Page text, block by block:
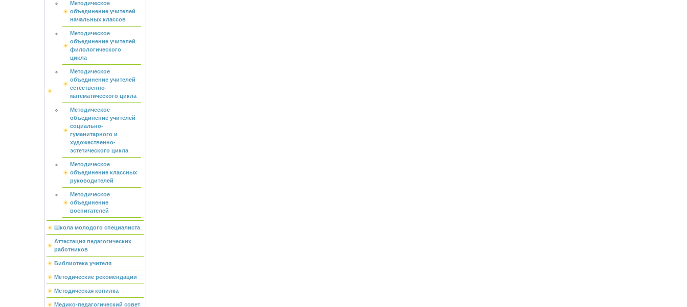
Методическое
объединение учителей
начальных классов
Методическое
объединение учителей
филологического
цикла
Методическое
объединение учителей
естественно-
математического цикла
Методическое
объединение учителей
социально-
гуманитарного и
художественно-
эстетического цикла
Методическое
объединение классных
руководителей
Методическое
объединение
воспитателей
Школа молодого специалиста
Аттестация педагогических
работников
Библиотека учителя
Методические рекомендации
Методическая копилка
Медико-педагогический совет